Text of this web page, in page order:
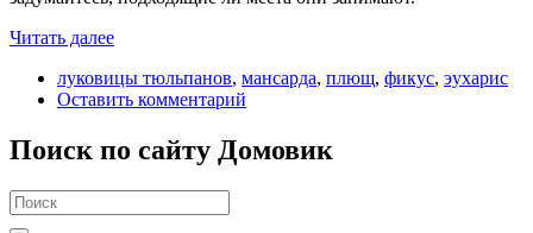
Читать далее
луковицы тюльпанов, мансарда, плющ, фикус, эухарис
Оставить комментарий
Поиск по сайту Домовик
Search
for: